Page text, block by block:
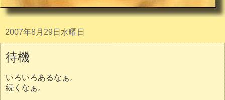
2007年8月29日水曜日
待機
いろいろあるなぁ。
続くなぁ。